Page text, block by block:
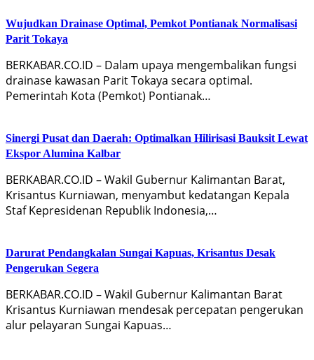
Wujudkan Drainase Optimal, Pemkot Pontianak Normalisasi
Parit Tokaya
BERKABAR.CO.ID – Dalam upaya mengembalikan fungsi
drainase kawasan Parit Tokaya secara optimal.
Pemerintah Kota (Pemkot) Pontianak…
Sinergi Pusat dan Daerah: Optimalkan Hilirisasi Bauksit Lewat
Ekspor Alumina Kalbar
BERKABAR.CO.ID – Wakil Gubernur Kalimantan Barat,
Krisantus Kurniawan, menyambut kedatangan Kepala
Staf Kepresidenan Republik Indonesia,…
Darurat Pendangkalan Sungai Kapuas, Krisantus Desak
Pengerukan Segera
BERKABAR.CO.ID – Wakil Gubernur Kalimantan Barat
Krisantus Kurniawan mendesak percepatan pengerukan
alur pelayaran Sungai Kapuas…